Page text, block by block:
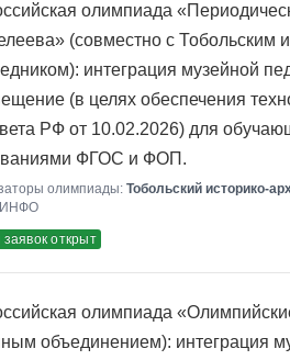
олимпиада
(совместно с Тобольским
интеграция музейной
(в целях обеспечения
РФ от 10.02.2026) для
ФГОС и ФОП.
олимпиады: Тобольский историко-
открыт
олимпиада
объединением): интеграция